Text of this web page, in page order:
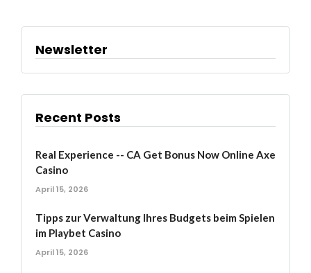
Newsletter
Recent Posts
Real Experience -- CA Get Bonus Now Online Axe
Casino
April 15, 2026
Tipps zur Verwaltung Ihres Budgets beim Spielen
im Playbet Casino
April 15, 2026